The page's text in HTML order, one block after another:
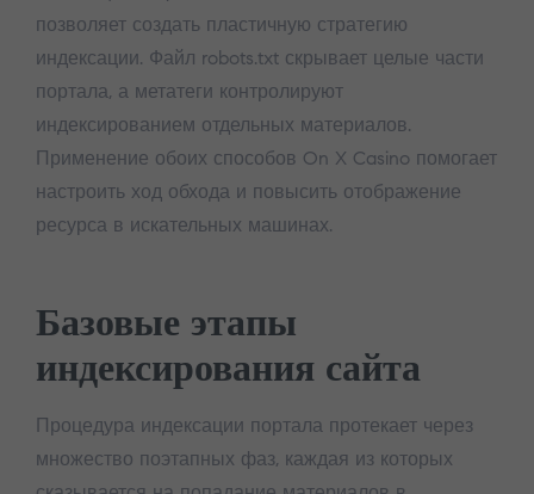
позволяет создать пластичную стратегию
индексации. Файл robots.txt скрывает целые части
портала, а метатеги контролируют
индексированием отдельных материалов.
Применение обоих способов On X Casino помогает
настроить ход обхода и повысить отображение
ресурса в искательных машинах.
Базовые этапы
индексирования сайта
Процедура индексации портала протекает через
множество поэтапных фаз, каждая из которых